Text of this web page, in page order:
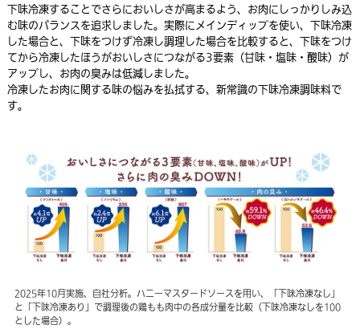
下味冷凍することでさらにおいしさが高まるよう、お肉にしっかりしみ込
む味のバランスを追求しました。実際にメインディップを使い、下味冷凍
した場合と、下味をつけず冷凍し調理した場合を比較すると、下味をつけ
てから冷凍したほうがおいしさにつながる3要素（甘味・塩味・酸味）が
アップし、お肉の臭みは低減しました。
冷凍したお肉に関する味の悩みを払拭する、新常識の下味冷凍調味料で
す。
2025年10月実施、自社分析。ハニーマスタードソースを用い、「下味冷凍なし」
と「下味冷凍あり」で調理後の鶏もも肉中の各成分量を比較（下味冷凍なしを100
とした場合）。